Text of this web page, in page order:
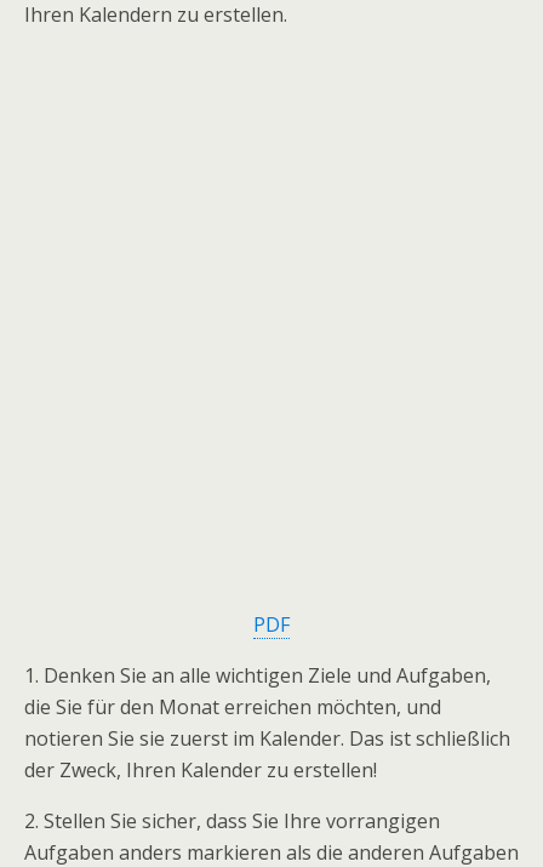
Ihren Kalendern zu erstellen.
PDF
1. Denken Sie an alle wichtigen Ziele und Aufgaben,
die Sie für den Monat erreichen möchten, und
notieren Sie sie zuerst im Kalender. Das ist schließlich
der Zweck, Ihren Kalender zu erstellen!
2. Stellen Sie sicher, dass Sie Ihre vorrangigen
Aufgaben anders markieren als die anderen Aufgaben